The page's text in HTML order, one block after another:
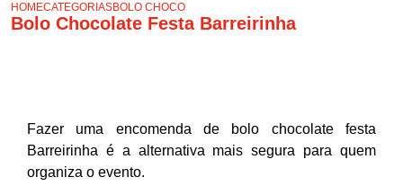
HOMECATEGORIASBOLO CHOCOLATE FESTA BARREIRINHA
Bolo Chocolate Festa Barreirinha
Fazer uma encomenda de bolo chocolate festa
Barreirinha é a alternativa mais segura para quem
organiza o evento.